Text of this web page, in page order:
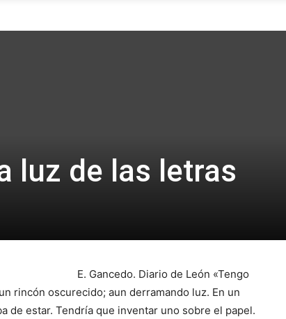
luz de las letras
E. Gancedo. Diario de León «Tengo
rincón oscurecido; aun derramando luz. En un
de estar. Tendría que inventar uno sobre el papel.